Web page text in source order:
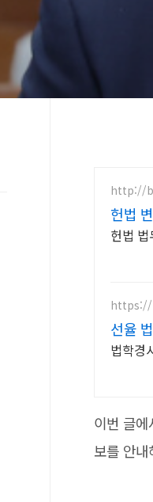
http://
헌법
헌
선율
법학경
이번 글
보를 안